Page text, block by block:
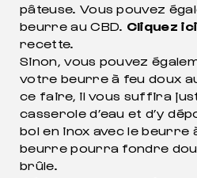
pâteuse. Vous pouvez
beurre au CBD. Cliquez ici
recette.
Sinon, vous pouvez
votre beurre à feu doux
ce faire, il vous suffira
casserole d’eau et d’y
bol en inox avec le beurre
beurre pourra fondre
brûle.